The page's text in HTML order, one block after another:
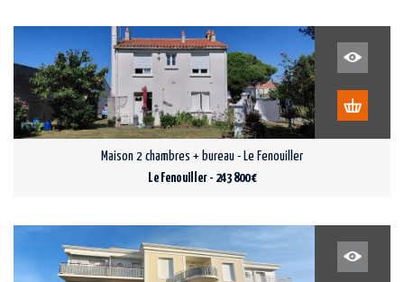
Maison 2 chambres + bureau - Le Fenouiller
Le Fenouiller - 243 800 €